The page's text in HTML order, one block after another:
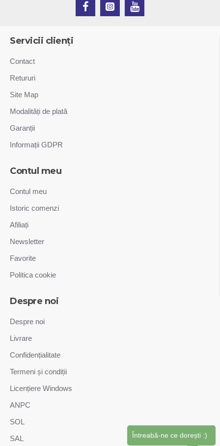
Servicii clienți
Contact
Retururi
Site Map
Modalități de plată
Garanții
Informații GDPR
Contul meu
Contul meu
Istoric comenzi
Afiliați
Newsletter
Favorite
Politica cookie
Despre noi
Despre noi
Livrare
Confidențialitate
Termeni și condiții
Licențiere Windows
ANPC
SOL
SAL
Întreabă-ne ce dorești :)